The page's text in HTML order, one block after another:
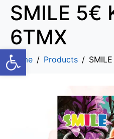
Ανοίξτε τη γραμμή εργαλείων
SMILE 5€
6ΤΜΧ
Home Products